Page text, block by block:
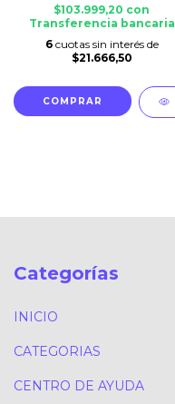
$103.999,20 con
Transferencia bancaria
6 cuotas sin interés de
$21.666,50
Categorías
INICIO
CATEGORIAS
CENTRO DE AYUDA